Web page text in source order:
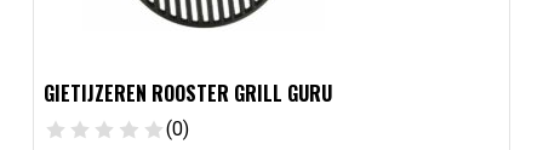
GIETIJZEREN ROOSTER GRILL GURU
(0)